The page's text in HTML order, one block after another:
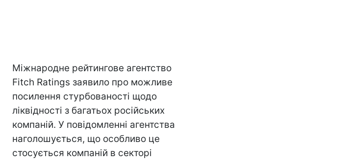
Міжнародне рейтингове агентство
Fitch Ratings заявило про можливе
посилення стурбованості щодо
ліквідності з багатьох російських
компаній. У повідомленні агентства
наголошується, що особливо це
стосується компаній в секторі